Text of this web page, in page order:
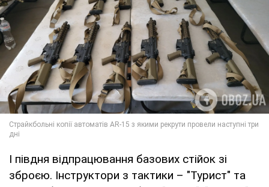
І півдня відпрацювання базових стійок зі
зброєю. Інструктори з тактики – "Турист" та